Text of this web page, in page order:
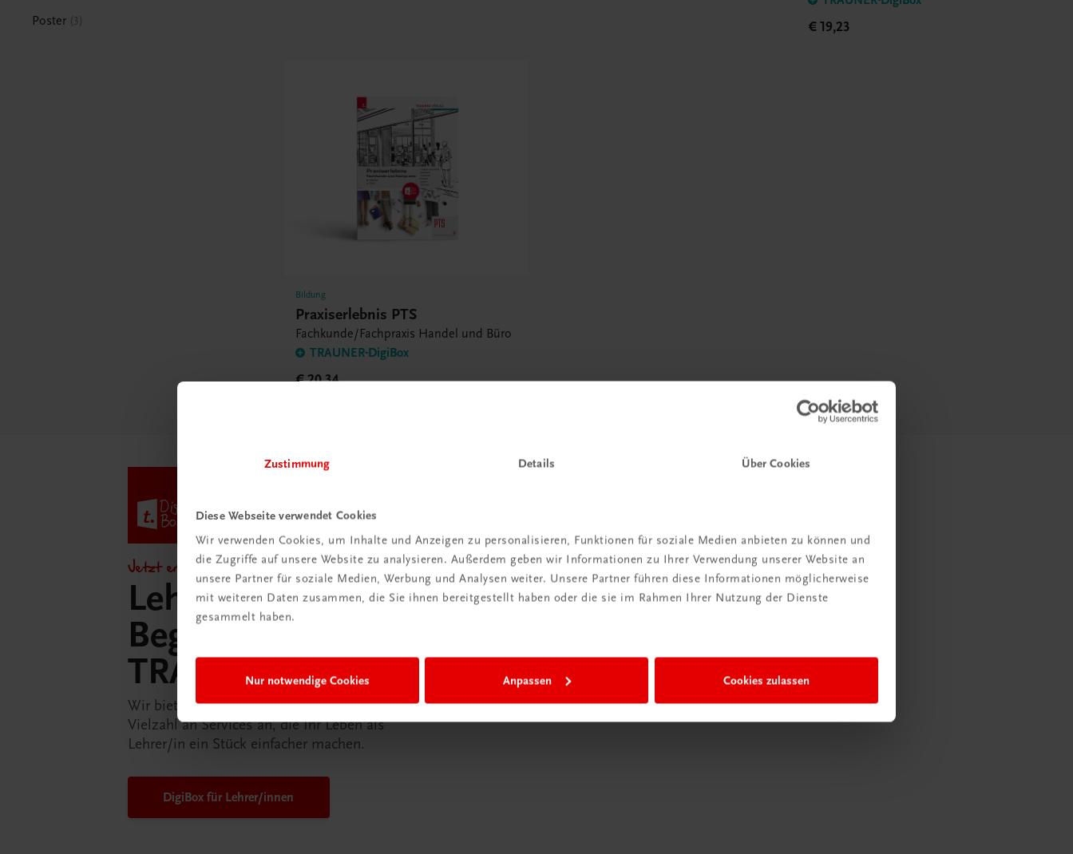
Zustimmung Details Über Cookies
Diese Webseite verwendet Cookies
Wir verwenden Cookies, um Inhalte und Anzeigen zu personalisieren, Funktionen für soziale Medien anbieten zu können und
die Zugriffe auf unsere Website zu analysieren. Außerdem geben wir Informationen zu Ihrer Verwendung unserer Website an
unsere Partner für soziale Medien, Werbung und Analysen weiter. Unsere Partner führen diese Informationen möglicherweise
mit weiteren Daten zusammen, die Sie ihnen bereitgestellt haben oder die sie im Rahmen Ihrer Nutzung der Dienste
gesammelt haben.
Nur notwendige Cookies Anpassen Cookies zulassen
Poster 3 € 19,23
Bildung
Praxiserlebnis PTS
Fachkunde/Fachpraxis Handel und Büro
TRAUNER-DigiBox
€ 20,34
Jetzt entdecken!
Lehrer/innen-
Begleitpakete in der
TRAUNER-DigiBox
Wir bieten Ihnen in der TRAUNER-DigiBox eine
Vielzahl an Services an, die Ihr Leben als
Lehrer/in ein Stück einfacher machen.
DigiBox für Lehrer/innen